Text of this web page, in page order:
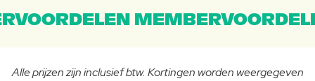
Alle prijzen zijn inclusief btw. Kortingen worden weergegeven